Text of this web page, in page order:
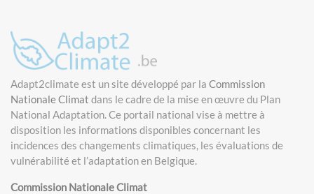
Adapt2climate est un site développé par la Commission
Nationale Climat dans le cadre de la mise en œuvre du Plan
National Adaptation. Ce portail national vise à mettre à
disposition les informations disponibles concernant les
incidences des changements climatiques, les évaluations de
vulnérabilité et l’adaptation en Belgique.
Commission Nationale Climat